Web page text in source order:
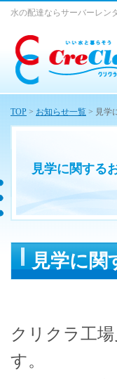
見学に関する
水の配達ならサーバーレン
見学に関
クリクラ工
す。
TOP > お知らせ一覧 > 見学